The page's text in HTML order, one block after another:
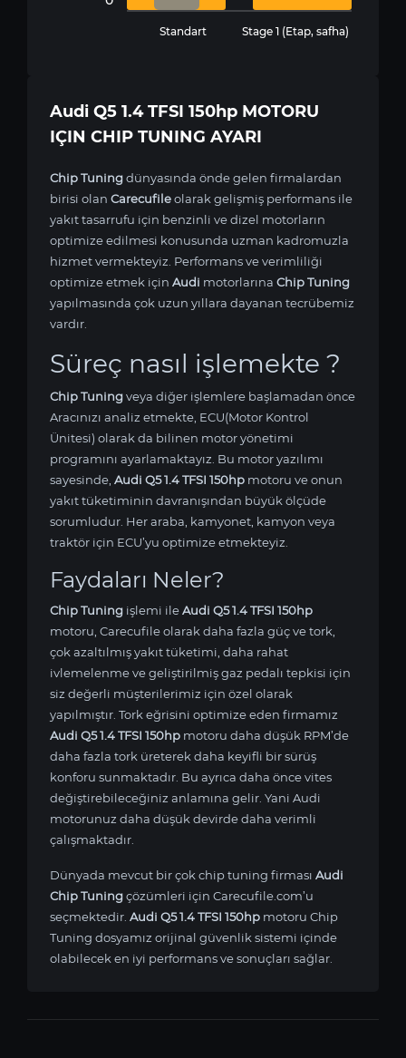
Standart Stage 1 (Etap, safha)
Audi Q5 1.4 TFSI 150hp MOTORU
IÇIN CHIP TUNING AYARI
Chip Tuningdünyasında önde gelen firmalardan
birisi olan Carecufileolarak gelişmiş performans ile
yakıt tasarrufu için benzinli ve dizel motorların
optimize edilmesi konusunda uzman kadromuzla
hizmet vermekteyiz. Performans ve verimliliği
optimize etmek için Audi motorlarına Chip Tuning
yapılmasında çok uzun yıllara dayanan tecrübemiz
vardır.
Süreç nasıl işlemekte ?
Chip Tuningveya diğer işlemlere başlamadan önce
Aracınızı analiz etmekte, ECU(Motor Kontrol
Ünitesi) olarak da bilinen motor yönetimi
programını ayarlamaktayız. Bu motor yazılımı
sayesinde, Audi Q5 1.4 TFSI 150hp motoru ve onun
yakıt tüketiminin davranışından büyük ölçüde
sorumludur. Her araba, kamyonet, kamyon veya
traktör için ECU’yu optimize etmekteyiz.
Faydaları Neler?
Chip Tuning işlemi ileAudi Q5 1.4 TFSI 150hp
motoru, Carecufile olarak daha fazla güç ve tork,
çok azaltılmış yakıt tüketimi, daha rahat
ivlemelenme ve geliştirilmiş gaz pedalı tepkisi için
siz değerli müşterilerimiz için özel olarak
yapılmıştır. Tork eğrisini optimize eden firmamız
Audi Q5 1.4 TFSI 150hp motoru daha düşük RPM’de
daha fazla tork üreterek daha keyifli bir sürüş
konforu sunmaktadır. Bu ayrıca daha önce vites
değiştirebileceğiniz anlamına gelir. Yani Audi
motorunuz daha düşük devirde daha verimli
çalışmaktadır.
Dünyada mevcut bir çok chip tuning firması Audi
Chip Tuningçözümleri için Carecufile.com’u
seçmektedir. Audi Q5 1.4 TFSI 150hp motoru Chip
Tuning dosyamız orijinal güvenlik sistemi içinde
olabilecek en iyi performans ve sonuçları sağlar.